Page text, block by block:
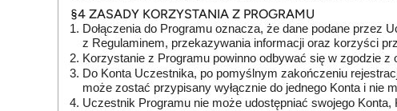
§4 ZASADY KORZYSTANIA Z PROGRAMU
Dołączenia do Programu oznacza, że dane podane przez
z Regulaminem, przekazywania informacji oraz korzyści
Korzystanie z Programu powinno odbywać się w zgodzie z
Do Konta Uczestnika, po pomyślnym zakończeniu
może zostać przypisany wyłącznie do jednego Konta i nie
Uczestnik Programu nie może udostępniać swojego